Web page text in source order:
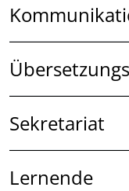
Sekretariat
Lernende